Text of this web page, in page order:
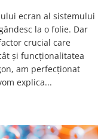
ecran al sistemului
la o folie. Dar
crucial care
și funcționalitatea
am perfecționat
explica...